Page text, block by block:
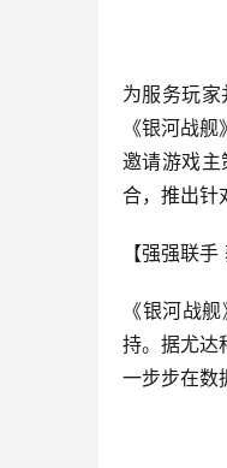
为服务玩
《银河战
邀请游戏
合，推出针
【强强联
《银河战
持。据尤达
一步步在数